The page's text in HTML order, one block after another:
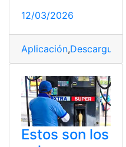
12/03/2026
Aplicación,Descargue
Estos son los